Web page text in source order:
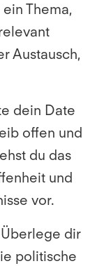
Thema,
Austausch,
dein Date
offen und
du das
und
vor.
Überlege dir
politische